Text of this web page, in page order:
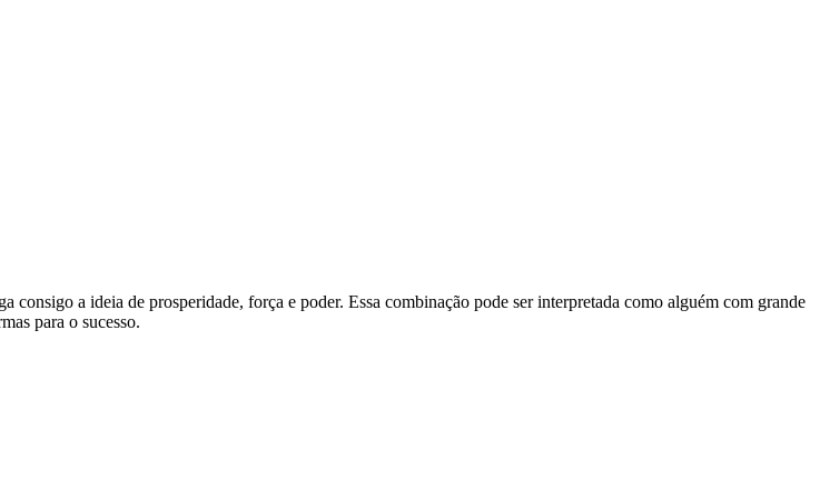
a ideia de prosperidade, força e poder. Essa combinação pode ser interpretada como alguém com grande
para o sucesso.